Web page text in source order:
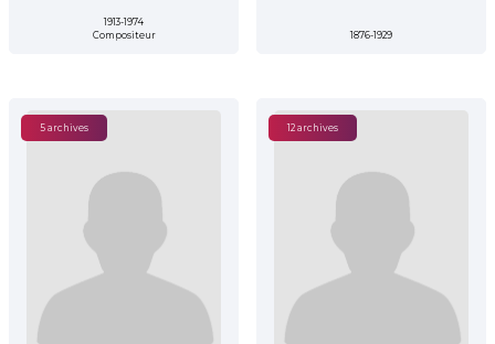
1913-1974
Compositeur
1876-1929
5 archives 12 archives